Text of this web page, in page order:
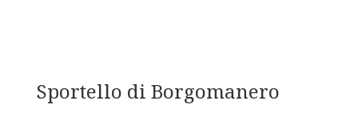
Sportello di Borgomanero